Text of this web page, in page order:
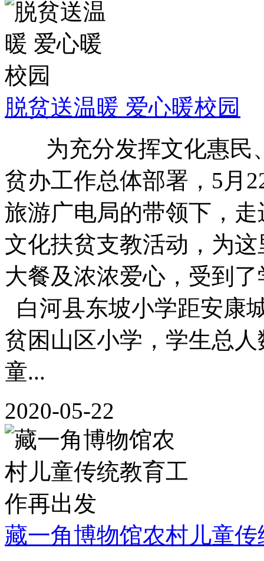
脱贫送温暖 爱心暖校园
为充分发挥文化惠民
贫办工作总体部署，5月
旅游广电局的带领下，
文化扶贫支教活动，为
大餐及浓浓爱心，受到
白河县东坡小学距安康
贫困山区小学，学生总
童...
2020-05-22
藏一角博物馆农村儿童